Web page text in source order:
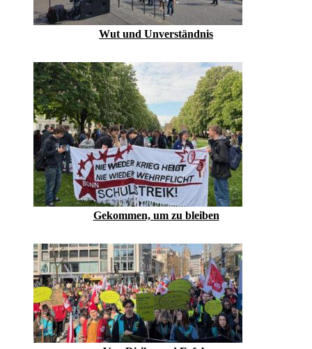
Wut und Unverständnis
Gekommen, um zu bleiben